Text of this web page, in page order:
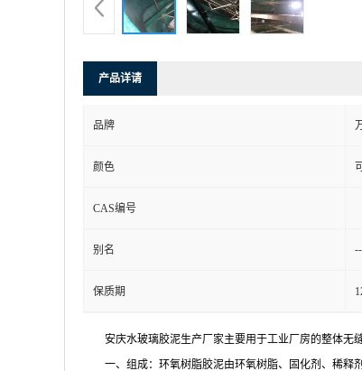
产品详请
品牌
颜色
CAS编号
别名 --
保质期
安庆水玻璃胶泥生产厂家主要用于工业厂房的整体无
一、组成：环氧树脂胶泥由环氧树脂、固化剂、稀释